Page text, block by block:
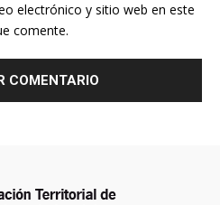
electrónico y sitio web en este
comente.